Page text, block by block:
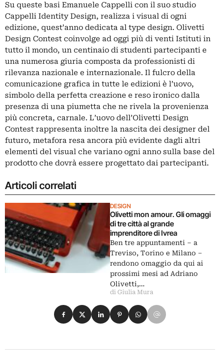
Su queste basi Emanuele Cappelli con il suo studio
Cappelli Identity Design, realizza i visual di ogni
edizione, quest’anno dedicata al type design. Olivetti
Design Contest coinvolge ad oggi più di venti Istituti in
tutto il mondo, un centinaio di studenti partecipanti e
una numerosa giuria composta da professionisti di
rilevanza nazionale e internazionale. Il fulcro della
comunicazione grafica in tutte le edizioni è l’uovo,
simbolo della perfetta creazione e reso ironico dalla
presenza di una piumetta che ne rivela la provenienza
più concreta, carnale. L’uovo dell’Olivetti Design
Contest rappresenta inoltre la nascita dei designer del
futuro, metafora resa ancora più evidente dagli altri
elementi del visual che variano ogni anno sulla base del
prodotto che dovrà essere progettato dai partecipanti.
Articoli correlati
DESIGN
Olivetti mon amour. Gli omaggi
di tre città al grande
imprenditore di Ivrea
Ben tre appuntamenti – a
Treviso, Torino e Milano ‒
rendono omaggio da qui ai
prossimi mesi ad Adriano
Olivetti,…
di Giulia Mura
Condividi su Facebook
Condividi su X
Condividi su LinkedIn
Condividi su Pinterest
Condividi su WhatsApp
Condividi su Email